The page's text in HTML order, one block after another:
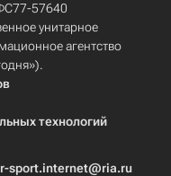
57640
унитарное
агентство
технологий
r-sport.internet@ria.ru